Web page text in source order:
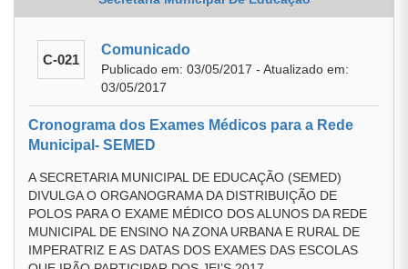
C-021
Comunicado
Publicado em: 03/05/2017 - Atualizado em:
03/05/2017
Cronograma dos Exames Médicos para a Rede
Municipal- SEMED
A SECRETARIA MUNICIPAL DE EDUCAÇÃO (SEMED)
DIVULGA O ORGANOGRAMA DA DISTRIBUIÇÃO DE
POLOS PARA O EXAME MÉDICO DOS ALUNOS DA REDE
MUNICIPAL DE ENSINO NA ZONA URBANA E RURAL DE
IMPERATRIZ E AS DATAS DOS EXAMES DAS ESCOLAS